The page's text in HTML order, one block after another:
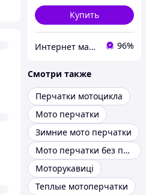
Купить
Интернет магазин SportOK 96%
Смотри также
Перчатки мотоцикла
Мото перчатки
Зимние мото перчатки
Мото перчатки без пальцев
Моторукавиці
Теплые мотоперчатки